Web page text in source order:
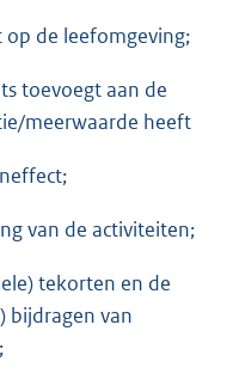
de leefomgeving;
toevoegt aan de
meerwaarde heeft
van de activiteiten;
tekorten en de
bijdragen van